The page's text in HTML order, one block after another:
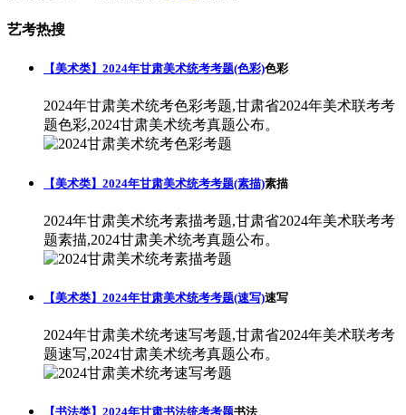
艺考热搜
【美术类】2024年甘肃美术统考考题(色彩)色彩
2024年甘肃美术统考色彩考题,甘肃省2024年美术联考考
题色彩,2024甘肃美术统考真题公布。
【美术类】2024年甘肃美术统考考题(素描)素描
2024年甘肃美术统考素描考题,甘肃省2024年美术联考考
题素描,2024甘肃美术统考真题公布。
【美术类】2024年甘肃美术统考考题(速写)速写
2024年甘肃美术统考速写考题,甘肃省2024年美术联考考
题速写,2024甘肃美术统考真题公布。
【书法类】2024年甘肃书法统考考题书法